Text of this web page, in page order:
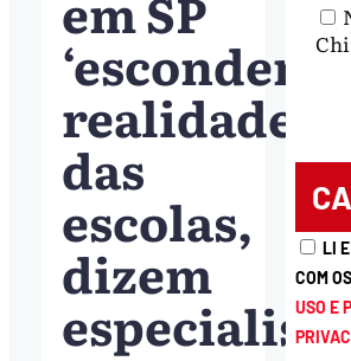
‘escondem’
realidade
das
escolas,
dizem
LI
COM
USO E